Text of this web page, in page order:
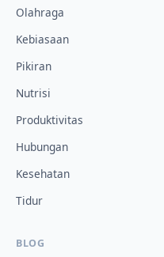
Olahraga
Kebiasaan
Pikiran
Nutrisi
Produktivitas
Hubungan
Kesehatan
Tidur
BLOG